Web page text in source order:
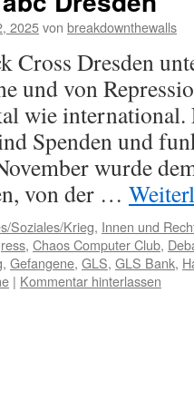
2025von breakdownthewalls
Cross Dresden
und von
wie international.
Spenden und
wurde
von der …
Soziales/Krieg, Innen und
, Chaos Computer Club,
, Gefangene, GLS, GLS Bank,
| Kommentar hinterlassen